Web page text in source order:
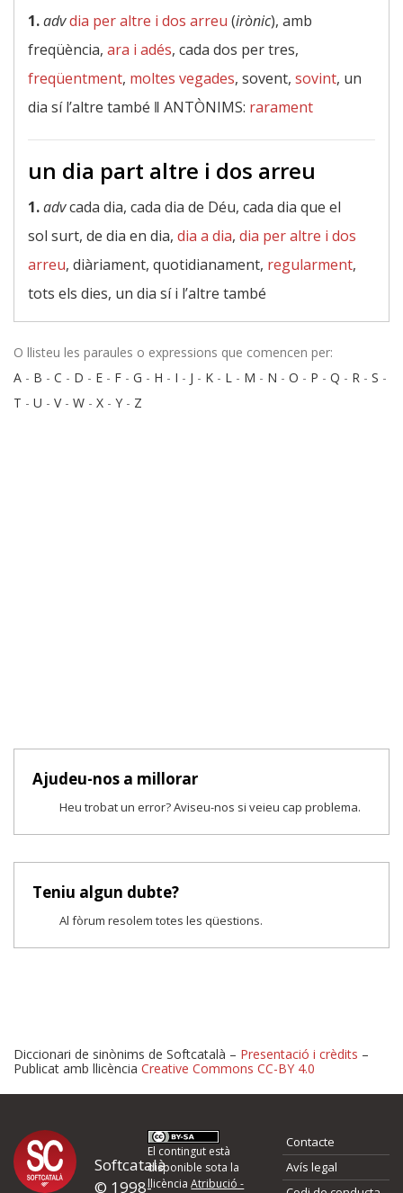
1.advdia per altre i dos arreu (irònic), amb
freqüència, ara i adés, cada dos per tres,
freqüentment, moltes vegades, sovent, sovint, un
dia sí l’altre també ‖ ANTÒNIMS: rarament
un dia part altre i dos arreu
1.advcada dia, cada dia de Déu, cada dia que el
sol surt, de dia en dia, dia a dia, dia per altre i dos
arreu, diàriament, quotidianament, regularment,
tots els dies, un dia sí i l’altre també
O llisteu les paraules o expressions que comencen per:
A - B - C - D - E - F - G - H - I - J - K - L - M - N - O - P - Q - R - S -
T - U - V- W - X - Y - Z
Ajudeu-nos a millorar
Heu trobat un error? Aviseu-nos si veieu cap problema.
Teniu algun dubte?
Al fòrum resolem totes les qüestions.
Proposeu-nos millores o
d'errors
Diccionari de sinònims de Softcatalà – Presentació i crèdits –
Publicat amb llicència Creative Commons CC-BY 4.0
Softcatalà
© 1998-
El contingut està
disponible sota la
llicènciaAtribució -
Contacte
Avís legal